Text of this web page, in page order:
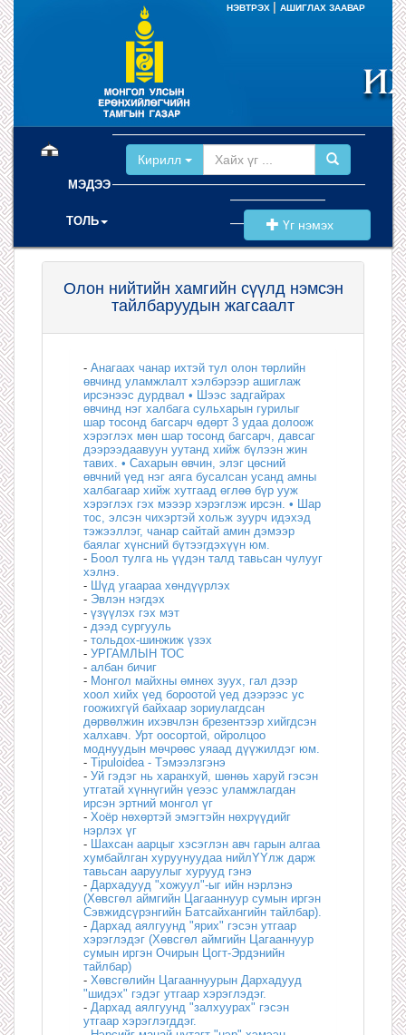
НЭВТРЭХ АШИГЛАХ ЗААВАР
МЭДЭЭ
ТОЛЬ
Кирилл
Үг нэмэх
Олон нийтийн хамгийн сүүлд нэмсэн
тайлбаруудын жагсаалт
- Анагаах чанар ихтэй тул олон төрлийн
өвчинд уламжлалт хэлбэрээр ашиглаж
ирсэнээс дурдвал • Шээс задгайрах
өвчинд нэг халбага сульхарын гурилыг
шар тосонд багсарч өдөрт 3 удаа долоож
хэрэглэх мөн шар тосонд багсарч, давсаг
дээрээдаавуун уутанд хийж бүлээн жин
тавих. • Сахарын өвчин, элэг цөсний
өвчний үед нэг аяга бусалсан усанд амны
халбагаар хийж хутгаад өглөө бүр ууж
хэрэглэх гэх мэээр хэрэглэж ирсэн. • Шар
тос, элсэн чихэртэй хольж зуурч идэхэд
тэжээллэг, чанар сайтай амин дэмээр
баялаг хүнсний бүтээгдэхүүн юм.
- Боол тулга нь үүдэн талд тавьсан чулууг
хэлнэ.
- Шүд угаараа хөндүүрлэх
- Эвлэн нэгдэх
- үзүүлэх гэх мэт
- дээд сургууль
- тольдох-шинжиж үзэх
- УРГАМЛЫН ТОС
- албан бичиг
- Монгол майхны өмнөх зуух, гал дээр
хоол хийх үед бороотой үед дээрээс ус
гоожихгүй байхаар зориулагдсан
дөрвөлжин ихэвчлэн брезентээр хийгдсэн
халхавч. Урт оосортой, ойролцоо
моднуудын мөчрөөс уяаад дүүжилдэг юм.
- Tipuloidea - Тэмээлзгэнэ
- Уй гэдэг нь харанхуй, шөнөь харуй гэсэн
утгатай хүннүгийн үеээс уламжлагдан
ирсэн эртний монгол үг
- Хоёр нөхөртэй эмэгтэйн нөхрүүдийг
нэрлэх үг
- Шахсан аарцыг хэсэглэн авч гарын алгаа
хумбайлган хуруунуудаа нийлYYлж дарж
тавьсан ааруулыг хурууд гэнэ
- Дархадууд "хожуул"-ыг ийн нэрлэнэ
(Хөвсгөл аймгийн Цагааннуур сумын иргэн
Сэвжидсүрэнгийн Батсайхангийн тайлбар).
- Дархад аялгуунд "ярих" гэсэн утгаар
хэрэглэдэг (Хөвсгөл аймгийн Цагааннуур
сумын иргэн Очирын Цогт-Эрдэнийн
тайлбар)
- Хөвсгөлийн Цагааннуурын Дархадууд
"шидэх" гэдэг утгаар хэрэглэдэг.
- Дархад аялгуунд "залхуурах" гэсэн
утгаар хэрэглэгддэг.